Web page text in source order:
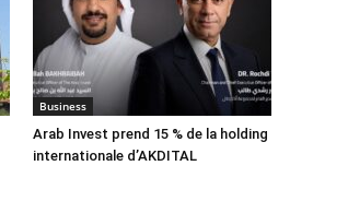
Business
Arab Invest prend 15 % de la holding
internationale d’AKDITAL